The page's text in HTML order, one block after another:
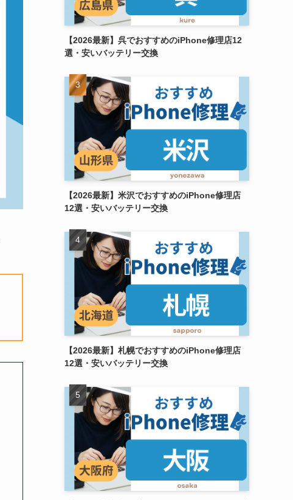
【2026最新】呉でおすすめのiPhone修理店12
選・安いバッテリー交換
【2026最新】米沢でおすすめのiPhone修理店
12選・安いバッテリー交換
【2026最新】札幌でおすすめのiPhone修理店
12選・安いバッテリー交換